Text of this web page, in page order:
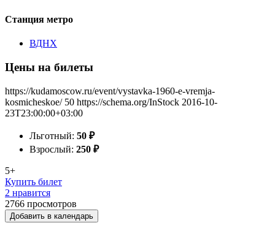
Станция метро
ВДНХ
Цены на билеты
https://kudamoscow.ru/event/vystavka-1960-e-vremja-
kosmicheskoe/ 50 https://schema.org/InStock 2016-10-
23T23:00:00+03:00
Льготный: 50 ₽
Взрослый: 250 ₽
5+
Купить билет
2 нравится
2766 просмотров
Добавить в календарь